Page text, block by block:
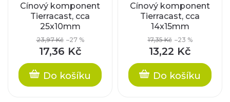
Cínový komponent
Tierracast, cca
25x10mm
23,97 Kč –27 %
17,36 Kč
Do košíku
Cínový komponent
Tierracast, cca
14x15mm
17,35 Kč –23 %
13,22 Kč
Do košíku